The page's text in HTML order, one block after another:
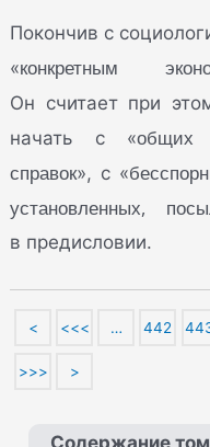
Покончив с
«конкретным
Он считает при
начать с «общих
справок», с «
установленных,
в предисловии.
< <<< … 442
>>> >